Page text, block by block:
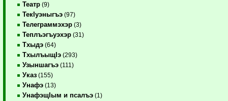
Театр (9)
ТекIуэныгъэ (97)
Телеграммэхэр (3)
Теплъэгъуэхэр (31)
Тхыдэ (64)
ТхылъыщIэ (293)
Узыншагъэ (111)
Указ (155)
Унафэ (13)
УнафэщIым и псалъэ (1)